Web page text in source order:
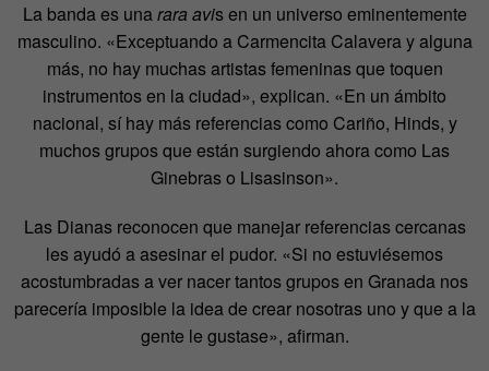
La banda es unarara avis en un universo eminentemente
masculino. «Exceptuando a Carmencita Calavera y alguna
más, no hay muchas artistas femeninas que toquen
instrumentos en la ciudad», explican. «En un ámbito
nacional, sí hay más referencias como Cariño, Hinds, y
muchos grupos que están surgiendo ahora como Las
Ginebras o Lisasinson».
Las Dianas reconocen que manejar referencias cercanas
les ayudó a asesinar el pudor. «Si no estuviésemos
acostumbradas a ver nacer tantos grupos en Granada nos
parecería imposible la idea de crear nosotras uno y que a la
gente le gustase», afirman.